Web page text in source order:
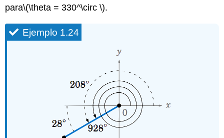
para\(\theta = 330^\circ \).
Ejemplo 1.24